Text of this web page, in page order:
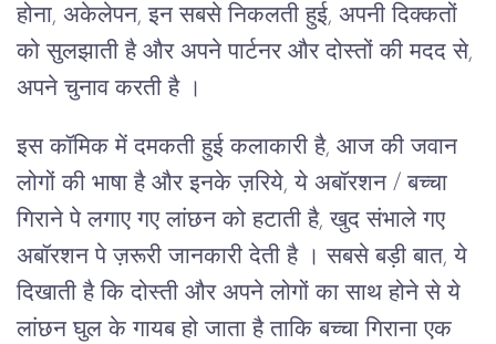
होना, अकेलेपन, इन सबसे निकलती हुई, अपनी दिक्कतों
को सुलझाती है और अपने पार्टनर और दोस्तों की मदद से,
अपने चुनाव करती है ।
इस कॉमिक में दमकती हुई कलाकारी है, आज की जवान
लोगों की भाषा है और इनके ज़रिये, ये अबॉरशन / बच्चा
गिराने पे लगाए गए लांछन को हटाती है, खुद संभाले गए
अबॉरशन पे ज़रूरी जानकारी देती है । सबसे बड़ी बात, ये
दिखाती है कि दोस्ती और अपने लोगों का साथ होने से ये
लांछन घुल के गायब हो जाता है ताकि बच्चा गिराना एक